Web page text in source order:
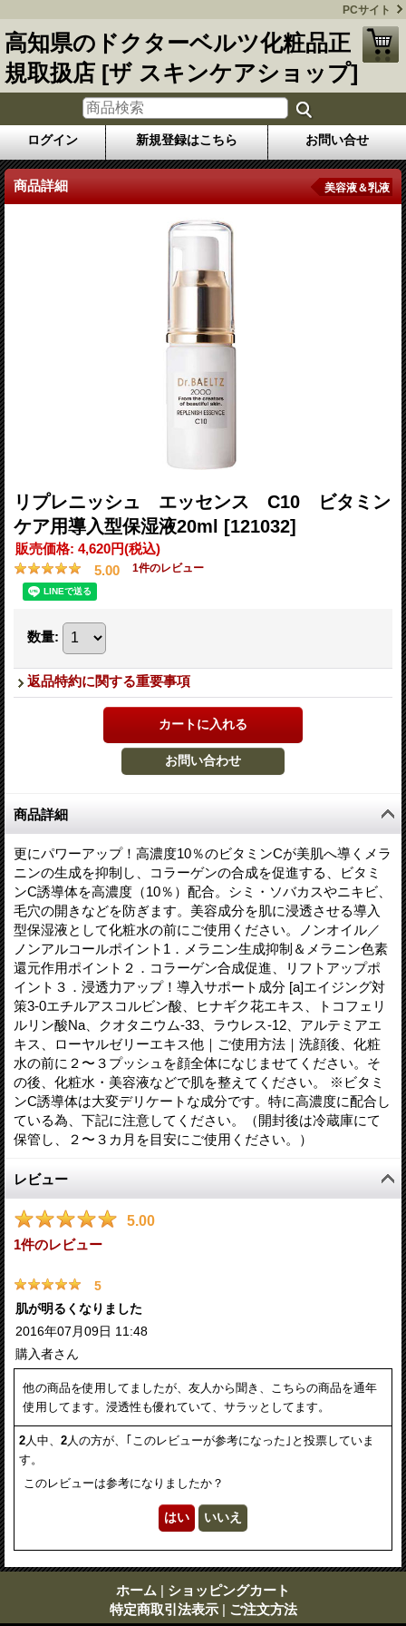
PCサイト
高知県のドクターベルツ化粧品正
規取扱店 [ザ スキンケアショップ]
ログイン 新規登録はこちら お問い合せ
商品詳細 美容液＆乳液
リプレニッシュ エッセンス C10 ビタミン
ケア用導入型保湿液20ml [121032]
販売価格: 4,620円(税込)
5.00
1件のレビュー
数量:
返品特約に関する重要事項
商品詳細
更にパワーアップ！高濃度10％のビタミンCが美肌へ導くメラ
ニンの生成を抑制し、コラーゲンの合成を促進する、ビタミ
ンC誘導体を高濃度（10％）配合。シミ・ソバカスやニキビ、
毛穴の開きなどを防ぎます。美容成分を肌に浸透させる導入
型保湿液として化粧水の前にご使用ください。ノンオイル／
ノンアルコールポイント1．メラニン生成抑制＆メラニン色素
還元作用ポイント２．コラーゲン合成促進、リフトアップポ
イント３．浸透力アップ！導入サポート成分 [a]エイジング対
策3-0エチルアスコルビン酸、ヒナギク花エキス、トコフェリ
ルリン酸Na、クオタニウム-33、ラウレス-12、アルテミアエ
キス、ローヤルゼリーエキス他｜ご使用方法｜洗顔後、化粧
水の前に２〜３プッシュを顔全体になじませてください。そ
の後、化粧水・美容液などで肌を整えてください。 ※ビタミ
ンC誘導体は大変デリケートな成分です。特に高濃度に配合し
ている為、下記に注意してください。（開封後は冷蔵庫にて
保管し、２〜３カ月を目安にご使用ください。）
レビュー
5.00
1件のレビュー
5
肌が明るくなりました
2016年07月09日 11:48
購入者さん
他の商品を使用してましたが、友人から聞き、こちらの商品を通年
使用してます。浸透性も優れていて、サラッとしてます。
2 人中、 2 人の方が、｢このレビューが参考になった｣と投票していま
す。
このレビューは参考になりましたか？
ホーム | ショッピングカート
特定商取引法表示 | ご注文方法